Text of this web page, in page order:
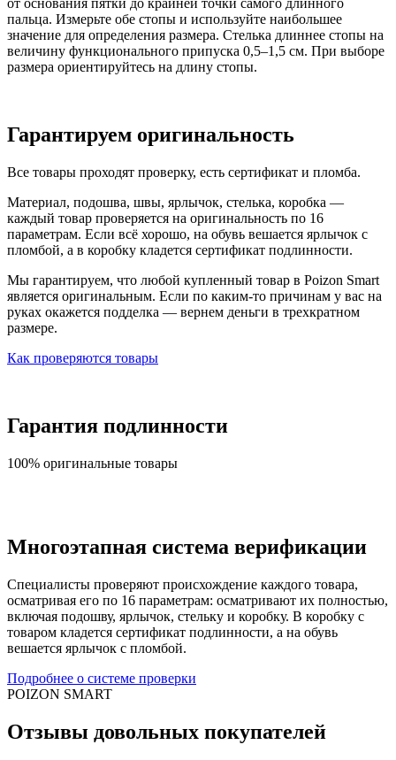
от основания пятки до крайней точки самого длинного
пальца. Измерьте обе стопы и используйте наибольшее
значение для определения размера. Стелька длиннее стопы на
величину функционального припуска 0,5–1,5 см. При выборе
размера ориентируйтесь на длину стопы.
Гарантируем оригинальность
Все товары проходят проверку, есть сертификат и пломба.
Материал, подошва, швы, ярлычок, стелька, коробка —
каждый товар проверяется на оригинальность по 16
параметрам. Если всё хорошо, на обувь вешается ярлычок с
пломбой, а в коробку кладется сертификат подлинности.
Мы гарантируем, что любой купленный товар в Poizon Smart
является оригинальным. Если по каким-то причинам у вас на
руках окажется подделка — вернем деньги в трехкратном
размере.
Как проверяются товары
Гарантия подлинности
100% оригинальные товары
Многоэтапная система верификации
Специалисты проверяют происхождение каждого товара,
осматривая его по 16 параметрам: осматривают их полностью,
включая подошву, ярлычок, стельку и коробку. В коробку с
товаром кладется сертификат подлинности, а на обувь
вешается ярлычок с пломбой.
Подробнее о системе проверки
POIZON SMART
Отзывы довольных покупателей